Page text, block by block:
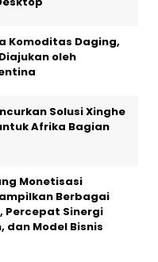
Komoditas Daging,
oleh
Solusi Xinghe
Afrika Bagian
Monetisasi
Berbagai
Percepat Sinergi
Model Bisnis